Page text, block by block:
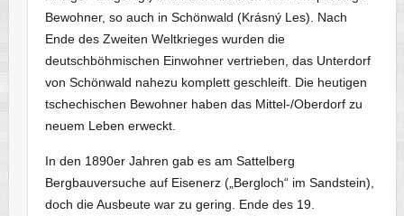
Bewohner, so auch in Schönwald (Krásný Les). Nach
Ende des Zweiten Weltkrieges wurden die
deutschböhmischen Einwohner vertrieben, das Unterdorf
von Schönwald nahezu komplett geschleift. Die heutigen
tschechischen Bewohner haben das Mittel-/Oberdorf zu
neuem Leben erweckt.
In den 1890er Jahren gab es am Sattelberg
Bergbauversuche auf Eisenerz („Bergloch“ im Sandstein),
doch die Ausbeute war zu gering. Ende des 19.